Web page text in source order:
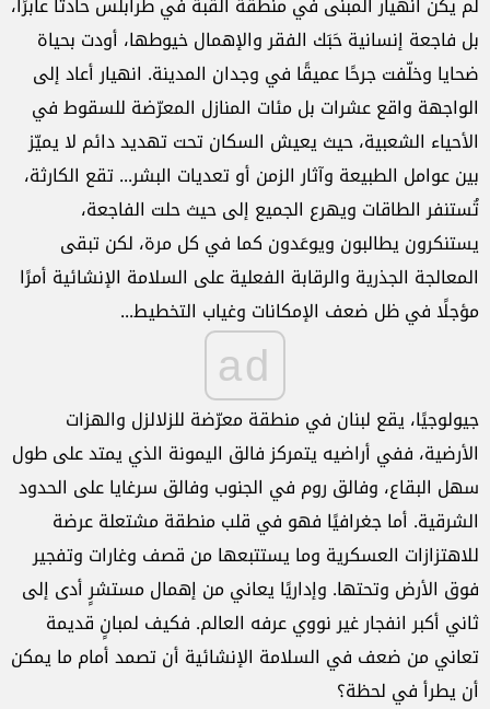
بل فاجعة إنسانية حَبَك الفقر والإهمال خيوطها، أودت بحياة
ضحايا وخلّفت جرحًا عميقًا في وجدان المدينة. انهيار أعاد إلى
الواجهة واقع عشرات بل مئات المنازل المعرّضة للسقوط في
الأحياء الشعبية، حيث يعيش السكان تحت تهديد دائم لا يميّز
بين عوامل الطبيعة وآثار الزمن أو تعديات البشر... تقع الكارثة،
تُستنفر الطاقات ويهرع الجميع إلى حيث حلت الفاجعة،
يستنكرون يطالبون ويوعَدون كما في كل مرة، لكن تبقى
المعالجة الجذرية والرقابة الفعلية على السلامة الإنشائية أمرًا
مؤجلًا في ظل ضعف الإمكانات وغياب التخطيط...
ad
جيولوجيًا، يقع لبنان في منطقة معرّضة للزلالزل والهزات
الأرضية، ففي أراضيه يتمركز فالق اليمونة الذي يمتد على طول
سهل البقاع، وفالق روم في الجنوب وفالق سرغايا على الحدود
الشرقية. أما جغرافيًا فهو في قلب منطقة مشتعلة عرضة
للاهتزازات العسكرية وما يستتبعها من قصف وغارات وتفجير
فوق الأرض وتحتها. وإداريًا يعاني من إهمال مستشرٍ أدى إلى
ثاني أكبر انفجار غير نووي عرفه العالم. فكيف لمبانٍ قديمة
تعاني من ضعف في السلامة الإنشائية أن تصمد أمام ما يمكن
أن يطرأ في لحظة؟